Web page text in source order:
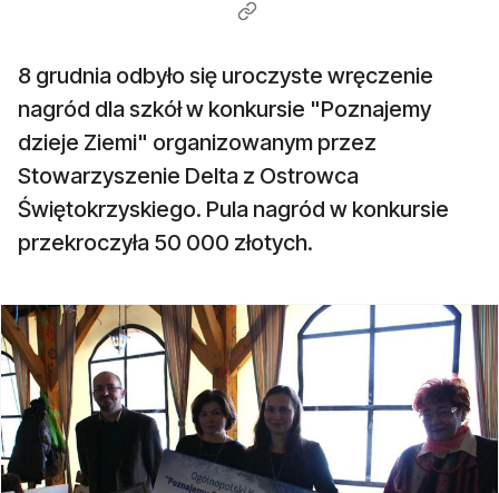
8 grudnia odbyło się uroczyste wręczenie
nagród dla szkół w konkursie "Poznajemy
dzieje Ziemi" organizowanym przez
Stowarzyszenie Delta z Ostrowca
Świętokrzyskiego. Pula nagród w konkursie
przekroczyła 50 000 złotych.